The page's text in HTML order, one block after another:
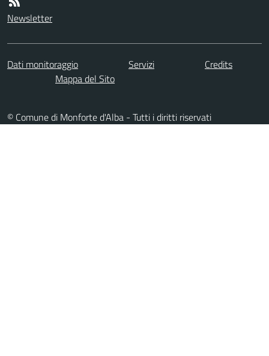
Newsletter
Dati monitoraggio Servizi
Credits
Mappa del Sito
© Comune di Monforte d'Alba - Tutti i diritti riservati